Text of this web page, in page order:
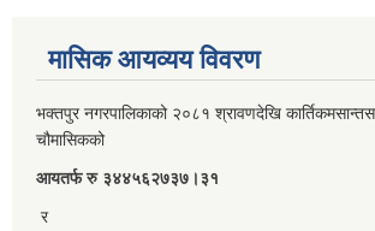
मासिक आयव्यय विवरण
भक्तपुर नगरपालिकाको २०८१ श्रावणदेखि
चौमासिकको
आयतर्फ रु‌ ३४४५६२७३७।३१
र